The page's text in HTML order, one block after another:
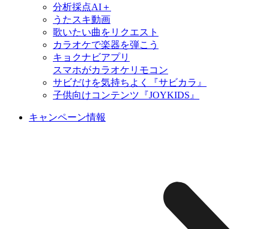
分析採点AI＋
うたスキ動画
歌いたい曲をリクエスト
カラオケで楽器を弾こう
キョクナビアプリ
スマホがカラオケリモコン
サビだけを気持ちよく『サビカラ』
子供向けコンテンツ『JOYKIDS』
キャンペーン情報